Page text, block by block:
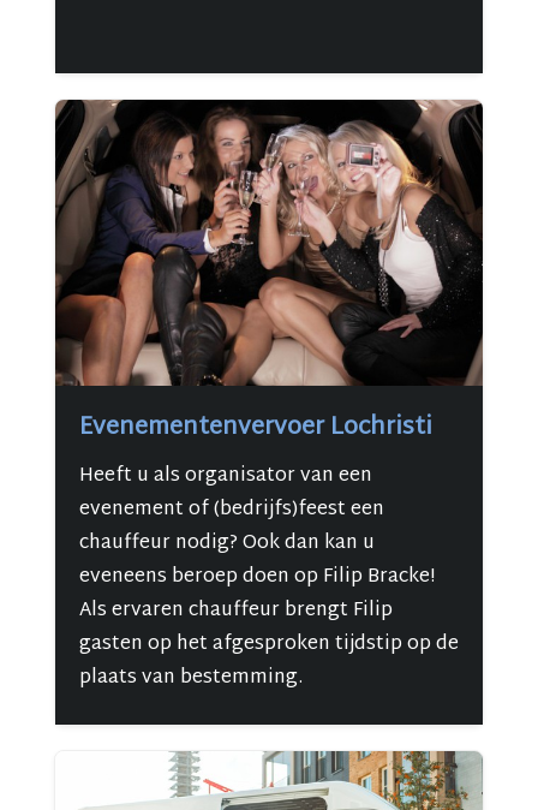
Evenementenvervoer Lochristi
Heeft u als organisator van een
evenement of (bedrijfs)feest een
chauffeur nodig? Ook dan kan u
eveneens beroep doen op Filip Bracke!
Als ervaren chauffeur brengt Filip
gasten op het afgesproken tijdstip op de
plaats van bestemming.